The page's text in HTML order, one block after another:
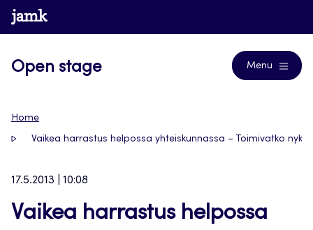
Siirry
suoraan
www.jamk.fi
Open stage Menu
Home
Vaikea harrastus helpossa yhteiskunnassa – Toimivatko
17.5.2013 | 10:08
Vaikea harrastus helpossa